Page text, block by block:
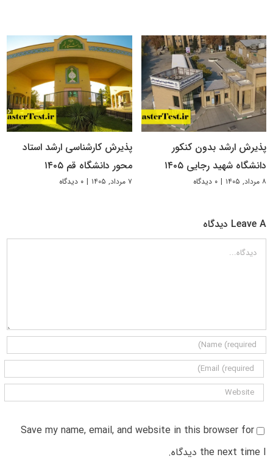
پذیرش ارشد بدون کنکور
دانشگاه شهید رجایی ۱۴۰۵
۸ مرداد, ۱۴۰۵ | ۰ دیدگاه
پذیرش کارشناسی ارشد استاد
محور دانشگاه قم ۱۴۰۵
۷ مرداد, ۱۴۰۵ | ۰ دیدگاه
Leave A دیدگاه
دیدگاه
Save my name, email, and website in this browser for
the next time I دیدگاه.